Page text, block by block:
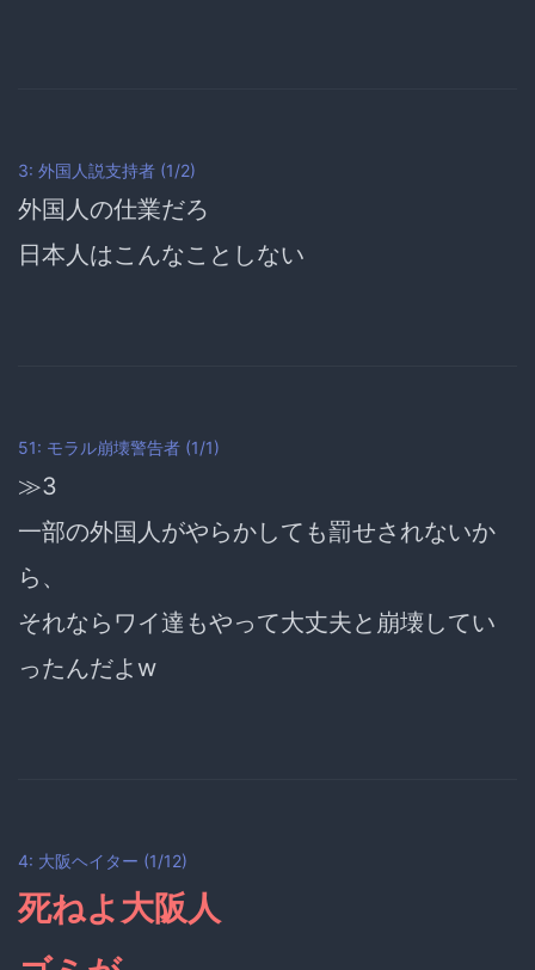
3: 外国人説支持者 (1/2)
外国人の仕業だろ
日本人はこんなことしない
51: モラル崩壊警告者 (1/1)
≫3
一部の外国人がやらかしても罰せされないか
ら、
それならワイ達もやって大丈夫と 崩壊してい
ったんだよw
4: 大阪ヘイター (1/12)
死ねよ大阪人